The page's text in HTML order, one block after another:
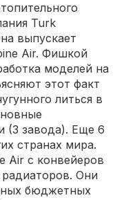
Turk
выпускает
Air. Фишкой
моделей на
этот факт
литься в
(3 завода). Еще 6
странах мира.
Air с конвейеров
Они
бюджетных